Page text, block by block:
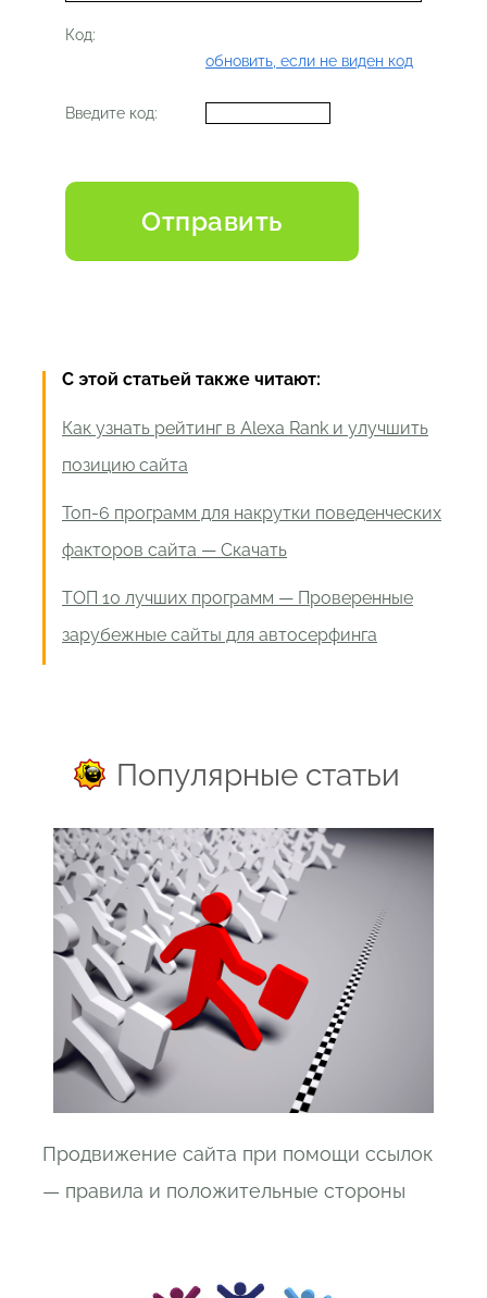
Код:
обновить, если не виден код
Введите код:
С этой статьей также читают:
Как узнать рейтинг в Alexa Rank и улучшить
позицию сайта
Топ-6 программ для накрутки поведенческих
факторов сайта — Скачать
ТОП 10 лучших программ — Проверенные
зарубежные сайты для автосерфинга
Популярные статьи
Продвижение сайта при помощи ссылок
— правила и положительные стороны